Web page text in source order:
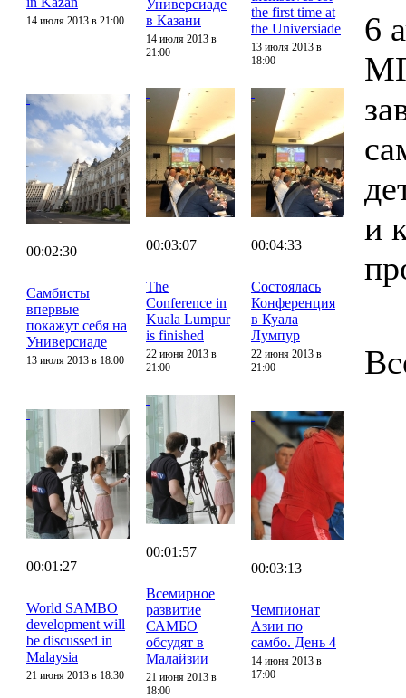
14 июля 2013 в 21:00
Универсиаде
в Казани
14 июля 2013 в
21:00
the first time at
the Universiade
13 июля 2013 в
18:00
00:02:30
Самбисты
впервые
покажут себя на
Универсиаде
13 июля 2013 в 18:00
00:03:07
The
Conference in
Kuala Lumpur
is finished
22 июня 2013 в
21:00
00:04:33
Состоялась
Конференция
в Куала
Лумпур
22 июня 2013 в
21:00
00:01:27
World SAMBO
development will
be discussed in
Malaysia
21 июня 2013 в 18:30
00:01:57
Всемирное
развитие
САМБО
обсудят в
Малайзии
21 июня 2013 в
18:00
00:03:13
Чемпионат
Азии по
самбо. День 4
14 июня 2013 в
17:00
6
и